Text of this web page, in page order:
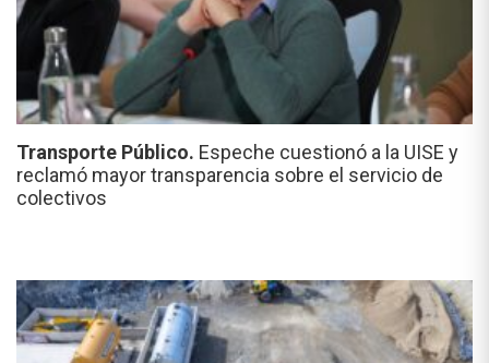
Transporte Público. Espeche cuestionó a la UISE y
reclamó mayor transparencia sobre el servicio de
colectivos